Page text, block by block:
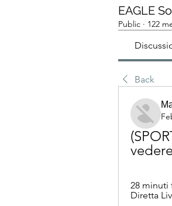
EAGLE
Public · 122
Back
28 minuti
Diretta